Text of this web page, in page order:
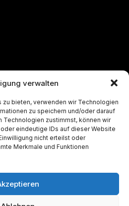
verwalten
zu bieten, verwenden wir Technologien
zu speichern und/oder darauf
Technologien zustimmst, können wir
eindeutige IDs auf dieser Website
nicht erteilst oder
Merkmale und Funktionen